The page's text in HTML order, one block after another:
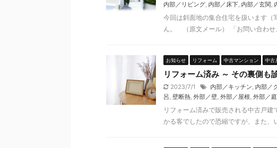
内部／リビング, 内部／床下, 内部／玄関,
今回は斜面地の集合住宅を扱います
ん。 （原文メール） 「お問い合わせ
お知らせ リフォーム 中古マンション 中古
リフォーム済み ～ その裏側も
2023/7/1 内部／キッチン, 内部／
呂, 壁断熱, 外部／壁, 外部／屋根, 外部／庭
リフォーム済みで販売される中古戸
かる客でしたので恐縮ですが、また